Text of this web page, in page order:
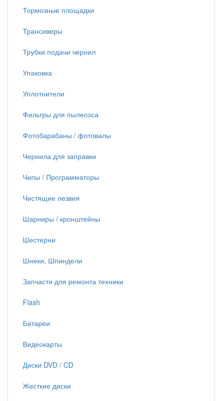
Тормозные площадки
Трансиверы
Трубки подачи чернил
Упаковка
Уплотнители
Фильтры для пылесоса
Фотобарабаны / фотовалы
Чернила для заправки
Чипы / Программаторы
Чистящие лезвия
Шарниры / кронштейны
Шестерни
Шнеки, Шпиндели
Запчасти для ремонта техники
Flash
Батареи
Видеокарты
Диски DVD / CD
Жесткие диски